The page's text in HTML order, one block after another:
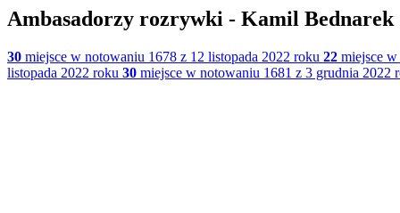
Ambasadorzy rozrywki - Kamil Bednarek
30 miejsce w notowaniu 1678 z 12 listopada 2022 roku 22 miejsce
listopada 2022 roku 30 miejsce w notowaniu 1681 z 3 grudnia 2022